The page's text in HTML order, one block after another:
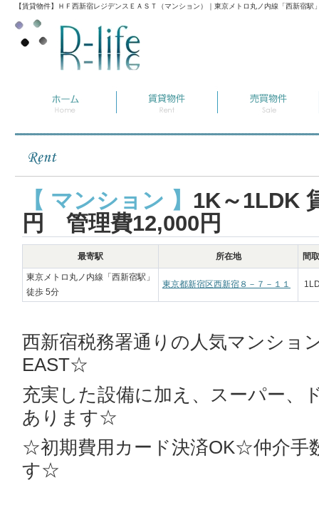
【賃貸物件】ＨＦ西新宿レジデンスＥＡＳＴ（マンション）｜東京メトロ丸ノ内線「西新宿
【 マンション 】 1K～1LDK
円 管理費12,000円
最寄駅 所在地 間
東京メトロ丸ノ内線「西新宿駅」
徒歩 5分
東京都新宿区西新宿８－７－１１
西新宿税務署通りの人気マンショ
EAST☆
充実した設備に加え、スーパー、
あります☆
☆初期費用カード決済OK☆仲介手
す☆